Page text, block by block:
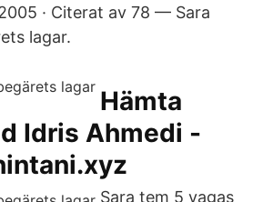
· Citerat av 78 — Sara
lagar.
Hämta
Idris Ahmedi -
Sara tem 5 vagas